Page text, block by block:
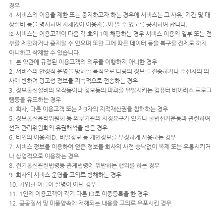
경우
4. 서비스의 이용을 제한 또는 중지하고자 하는 경우에 서비스는 그 사유, 기간 및 대
상설비 등을 명시하여 지체없이 이용자들이 알 수 있도록 공지하여 합니다.
② 서비스는 이용고객이 다음 각 호의 1에 해당하는 경우 서비스 이용의 일부 또는 전
부를 제한하거나 중지할 수 있으며 또한 그에 따른 데이터 등을 복구를 전제로 하지
아니하고 삭제할 수 있습니다.
1. 본 약관에 규정된 이용고객의 의무를 이행하지 아니한 경우
2. 서비스의 안정적 운영을 방해할 목적으로 다량의 정보를 전송하거나 수신자의 의
사에 반하여 광고성 정보를 지속적으로 전송하는 경우
3. 정보통신설비의 오작동이나 정보등의 파괴를 유발시키는 컴퓨터 바이러스 프로그
램등을 유포하는 경우
4. 회사, 다른 이용고객 또는 제3자의 지적재산권을 침해하는 경우
5. 정보통신윤리위원회 등 외부기관의 시정요구가 있거나 불법선거운동과 관련하여
선거 관리위원회의 유권해석을 받은 경우
6. 타인의 이용자ID, 비밀정보 등 개인정보를 부정하게 사용하는 경우
7. 서비스 정보를 이용하여 얻은 정보를 회사의 사전 승낙없이 복제 또는 유통시키거
나 상업적으로 이용하는 경우
8. 전기통신관련법령등 관계법령에 위반하는 행위를 하는 경우
9. 회사의 서비스 운영을 고의로 방해하는 경우
10. 가입한 이름이 실명이 아닌 경우
11. 1인의 이용고객이 각기 다른 ID로 이중등록을 한 경우
12. 공공질서 및 미풍양속에 저해되는 내용을 고의로 유포시킨 경우